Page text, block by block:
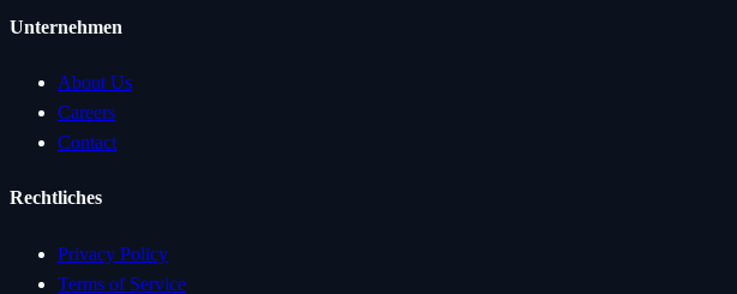
Unternehmen
About Us
Careers
Contact
Rechtliches
Privacy Policy
Terms of Service